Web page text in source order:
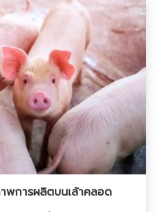
พการผลิตบนเล้าคลอด